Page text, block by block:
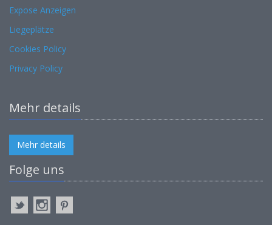
Expose Anzeigen
Liegeplätze
Cookies Policy
Privacy Policy
Mehr details
Mehr details
Folge uns